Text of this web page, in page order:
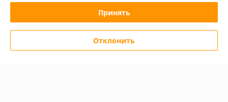
Полная версия сайта
Политика обработки cookies
Сайт создан на платформе Deal.by
Принять
Отклонить